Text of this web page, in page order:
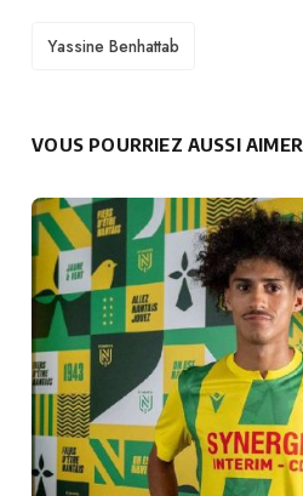
Yassine Benhattab
VOUS POURRIEZ AUSSI AIMER